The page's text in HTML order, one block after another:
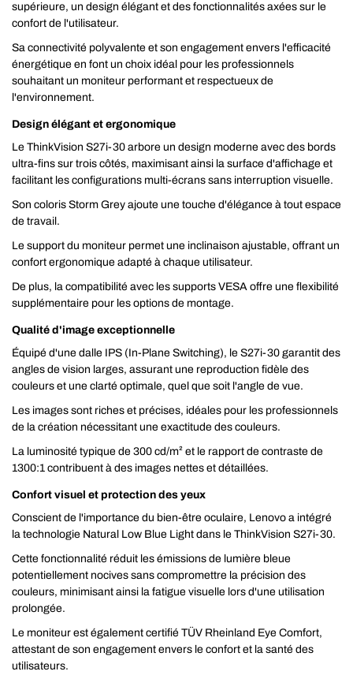
supérieure, un design élégant et des fonctionnalités axées sur le
confort de l'utilisateur.
Sa connectivité polyvalente et son engagement envers l'efficacité
énergétique en font un choix idéal pour les professionnels
souhaitant un moniteur performant et respectueux de
l'environnement.
Design élégant et ergonomique
Le ThinkVision S27i-30 arbore un design moderne avec des bords
ultra-fins sur trois côtés, maximisant ainsi la surface d'affichage et
facilitant les configurations multi-écrans sans interruption visuelle.
Son coloris Storm Grey ajoute une touche d'élégance à tout espace
de travail.
Le support du moniteur permet une inclinaison ajustable, offrant un
confort ergonomique adapté à chaque utilisateur.
De plus, la compatibilité avec les supports VESA offre une flexibilité
supplémentaire pour les options de montage.
Qualité d'image exceptionnelle
Équipé d'une dalle IPS (In-Plane Switching), le S27i-30 garantit des
angles de vision larges, assurant une reproduction fidèle des
couleurs et une clarté optimale, quel que soit l'angle de vue.
Les images sont riches et précises, idéales pour les professionnels
de la création nécessitant une exactitude des couleurs.
La luminosité typique de 300 cd/m² et le rapport de contraste de
1300:1 contribuent à des images nettes et détaillées.
Confort visuel et protection des yeux
Conscient de l'importance du bien-être oculaire, Lenovo a intégré
la technologie Natural Low Blue Light dans le ThinkVision S27i-30.
Cette fonctionnalité réduit les émissions de lumière bleue
potentiellement nocives sans compromettre la précision des
couleurs, minimisant ainsi la fatigue visuelle lors d'une utilisation
prolongée.
Le moniteur est également certifié TÜV Rheinland Eye Comfort,
attestant de son engagement envers le confort et la santé des
utilisateurs.